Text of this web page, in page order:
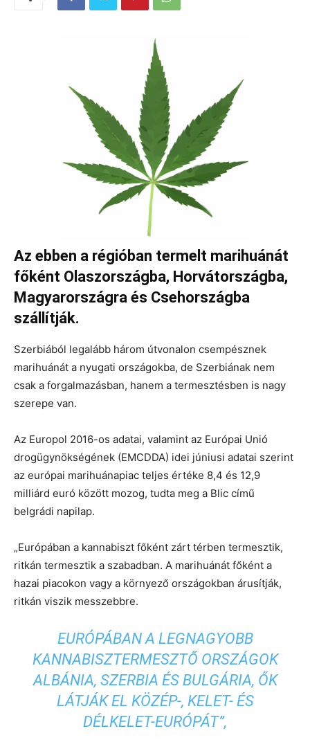
Az ebben a régióban termelt marihuánát
főként Olaszországba, Horvátországba,
Magyarországra és Csehországba
szállítják.
Szerbiából legalább három útvonalon csempésznek
marihuánát a nyugati országokba, de Szerbiának nem
csak a forgalmazásban, hanem a termesztésben is nagy
szerepe van.
Az Europol 2016-os adatai, valamint az Európai Unió
drogügynökségének (EMCDDA) idei júniusi adatai szerint
az európai marihuánapiac teljes értéke 8,4 és 12,9
milliárd euró között mozog, tudta meg a Blic című
belgrádi napilap.
„Európában a kannabiszt főként zárt térben termesztik,
ritkán termesztik a szabadban. A marihuánát főként a
hazai piacokon vagy a környező országokban árusítják,
ritkán viszik messzebbre.
EURÓPÁBAN A LEGNAGYOBB
KANNABISZTERMESZTŐ ORSZÁGOK
ALBÁNIA, SZERBIA ÉS BULGÁRIA, ŐK
LÁTJÁK EL KÖZÉP-, KELET- ÉS
DÉLKELET-EURÓPÁT”,